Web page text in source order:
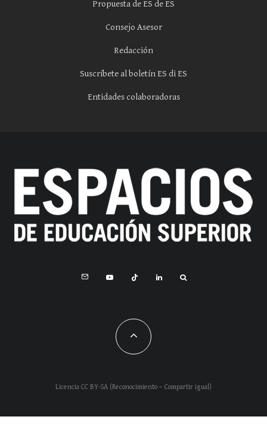
Propuesta de ES de ES
Consejo Asesor
Redacción
Suscríbete al boletín ES di ES
Entidades colaboradoras
Licencia CC BY-SA (Reconocimiento – Compartir igual)